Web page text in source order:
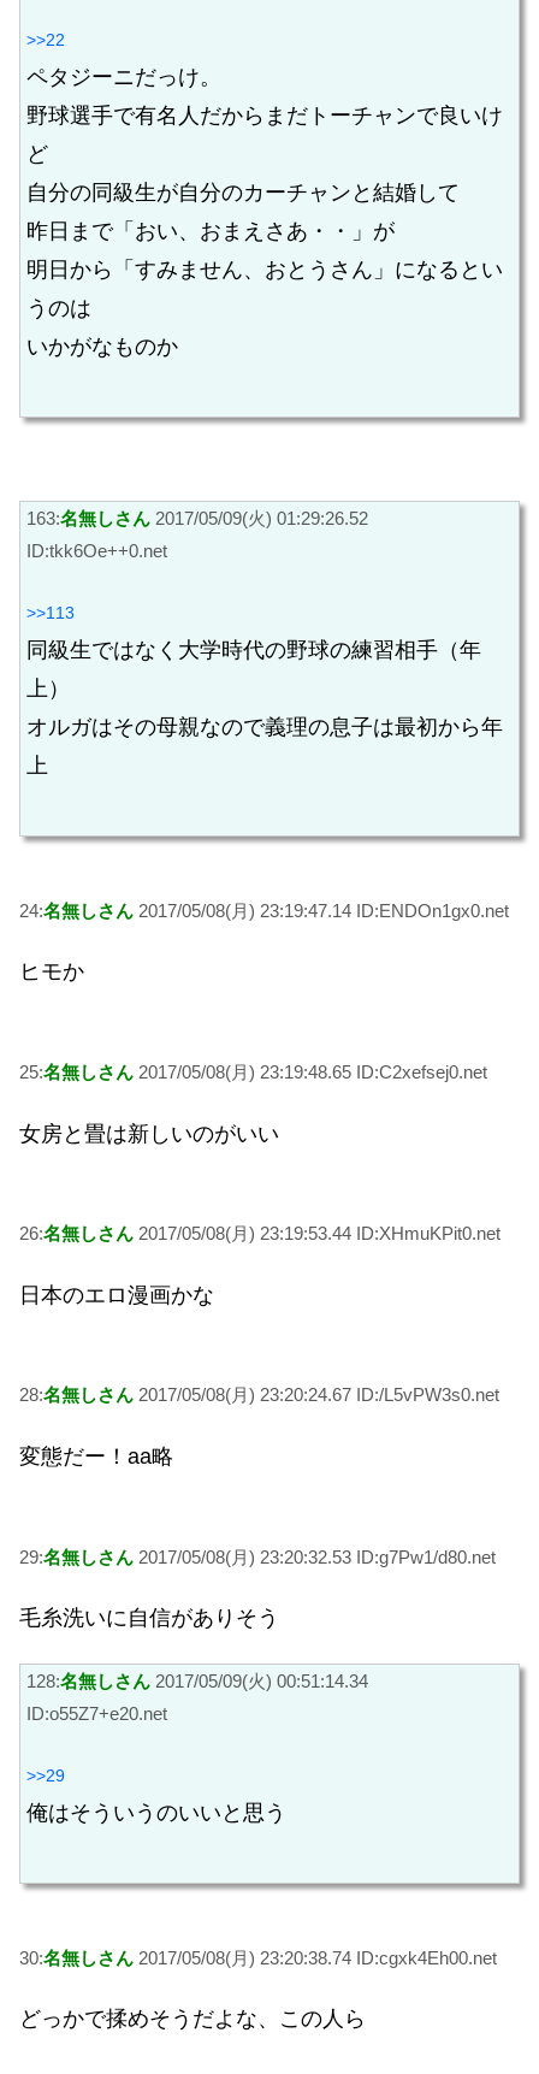
>>22
ペタジーニだっけ。
野球選手で有名人だからまだトーチャンで良いけ
ど
自分の同級生が自分のカーチャンと結婚して
昨日まで「おい、おまえさあ・・」が
明日から「すみません、おとうさん」になるとい
うのは
いかがなものか
163:名無しさん 2017/05/09(火) 01:29:26.52
ID:tkk6Oe++0.net
>>113
同級生ではなく大学時代の野球の練習相手（年
上）
オルガはその母親なので義理の息子は最初から年
上
24:名無しさん 2017/05/08(月) 23:19:47.14 ID:ENDOn1gx0.net
ヒモか
25:名無しさん 2017/05/08(月) 23:19:48.65 ID:C2xefsej0.net
女房と畳は新しいのがいい
26:名無しさん 2017/05/08(月) 23:19:53.44 ID:XHmuKPit0.net
日本のエロ漫画かな
28:名無しさん 2017/05/08(月) 23:20:24.67 ID:/L5vPW3s0.net
変態だー！aa略
29:名無しさん 2017/05/08(月) 23:20:32.53 ID:g7Pw1/d80.net
毛糸洗いに自信がありそう
128:名無しさん 2017/05/09(火) 00:51:14.34
ID:o55Z7+e20.net
>>29
俺はそういうのいいと思う
30:名無しさん 2017/05/08(月) 23:20:38.74 ID:cgxk4Eh00.net
どっかで揉めそうだよな、この人ら